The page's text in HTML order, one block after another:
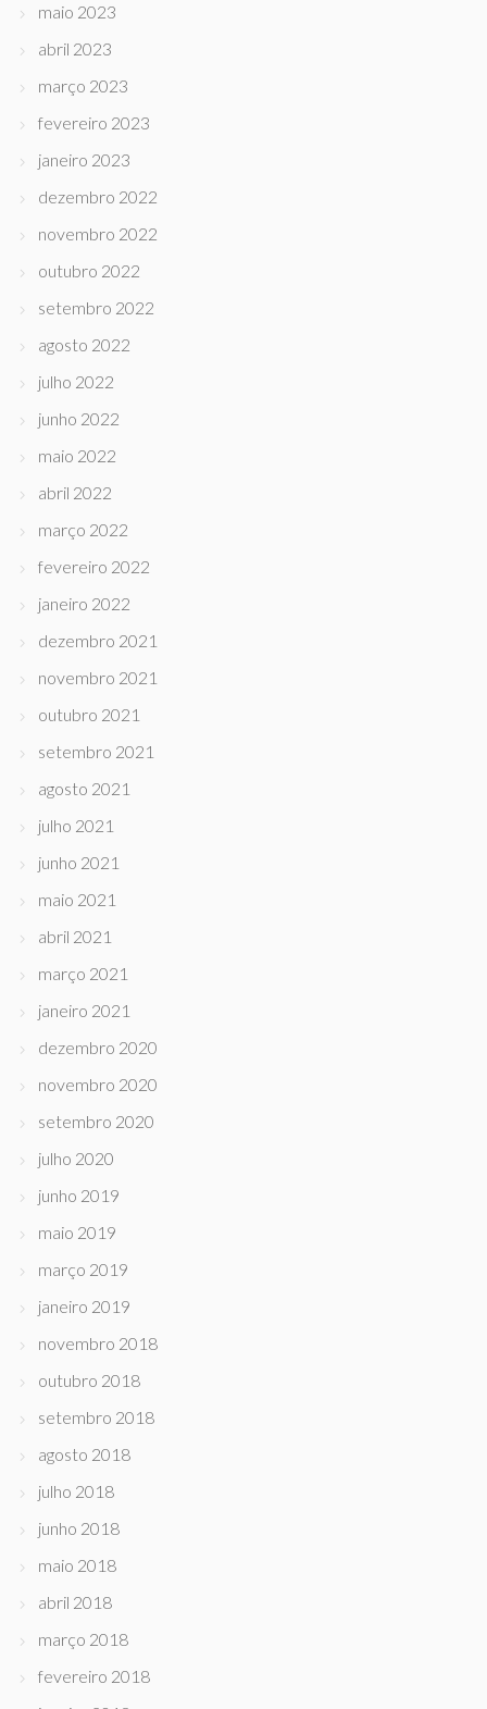
maio 2023
abril 2023
março 2023
fevereiro 2023
janeiro 2023
dezembro 2022
novembro 2022
outubro 2022
setembro 2022
agosto 2022
julho 2022
junho 2022
maio 2022
abril 2022
março 2022
fevereiro 2022
janeiro 2022
dezembro 2021
novembro 2021
outubro 2021
setembro 2021
agosto 2021
julho 2021
junho 2021
maio 2021
abril 2021
março 2021
janeiro 2021
dezembro 2020
novembro 2020
setembro 2020
julho 2020
junho 2019
maio 2019
março 2019
janeiro 2019
novembro 2018
outubro 2018
setembro 2018
agosto 2018
julho 2018
junho 2018
maio 2018
abril 2018
março 2018
fevereiro 2018